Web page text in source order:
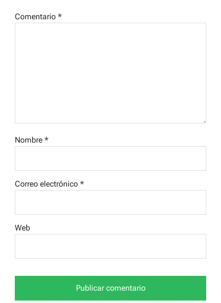
Comentario *
Nombre *
Correo electrónico *
Web